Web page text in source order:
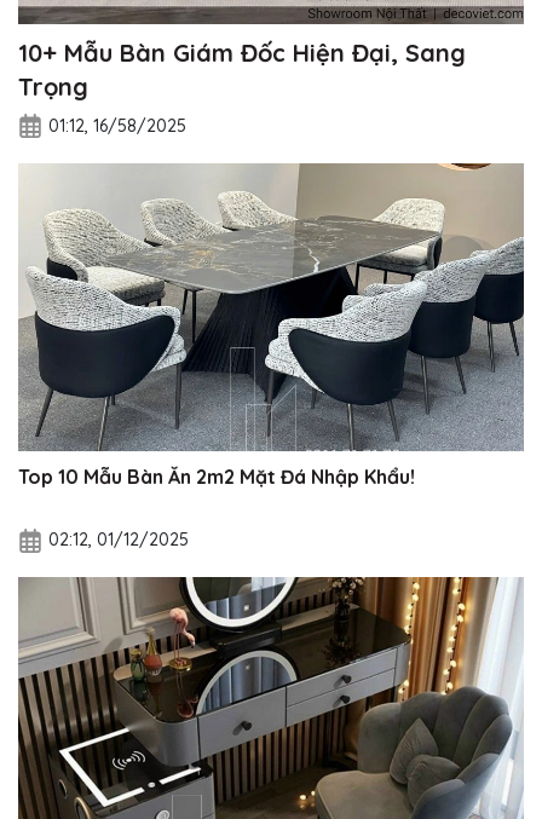
10+ Mẫu Bàn Giám Đốc Hiện Đại, Sang
Trọng
01:12, 16/58/2025
Top 10 Mẫu Bàn Ăn 2m2 Mặt Đá Nhập Khẩu!
02:12, 01/12/2025